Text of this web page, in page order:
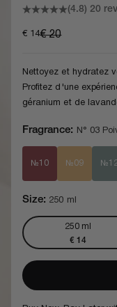
(4.8) 20
Prix de vente
€ 14Prix normal
€ 20
Nettoyez et hydratez
Profitez d'une
géranium et de
Fragrance: N° 03
№10 №09
Size: 250 ml
250 ml
Prix de vente
€ 14